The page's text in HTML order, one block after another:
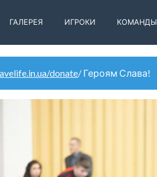
ГАЛЕРЕЯ ИГРОКИ КОМАНДЫ
donate/ Героям Слава!